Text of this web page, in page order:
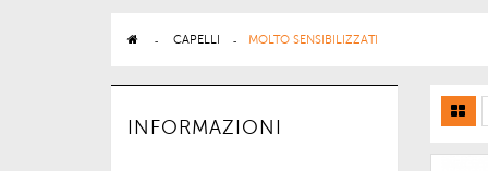
> CAPELLI > MOLTO SENSIBILIZZATI
INFORMAZIONI